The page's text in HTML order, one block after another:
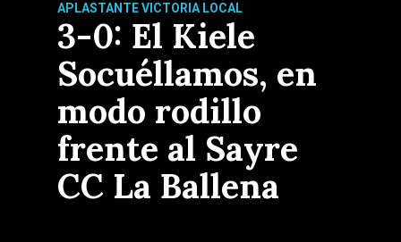
APLASTANTE VICTORIA LOCAL
3-0: El Kiele
Socuéllamos, en
modo rodillo
frente al Sayre
CC La Ballena